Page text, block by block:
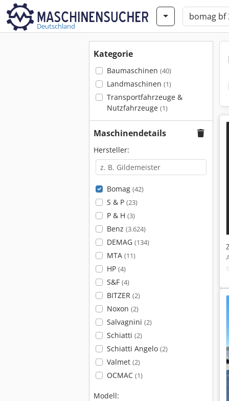
Deutschland
Kategorie
Baumaschinen (40)
Landmaschinen (1)
Transportfahrzeuge &
Nutzfahrzeuge (1)
Maschinendetails
Hersteller:
Bomag (42)
S & P (23)
P & H (3)
Benz (3.624)
DEMAG (134)
MTA (11)
HP (4)
S&F (4)
BITZER (2)
Noxon (2)
Salvagnini (2)
Schiatti (2)
Schiatti Angelo (2)
Valmet (2)
OCMAC (1)
Modell: